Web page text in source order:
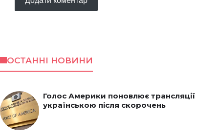
ОСТАННІ НОВИНИ
Голос Америки поновлює трансляції
українською після скорочень